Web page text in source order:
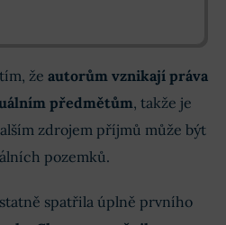
že autorům vznikají práva
předmětům, takže je
zdrojem příjmů může být
pozemků.
spatřila úplně prvního